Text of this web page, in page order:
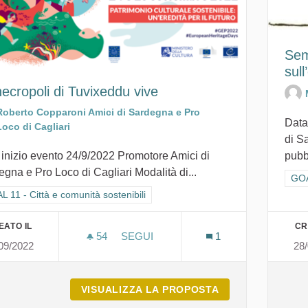
di Tuvixeddu vive
Copparoni Amici di Sardegna e Pro
di Cagliari
inizio evento 24/9/2022 Promotore Amici di
e Pro Loco di Cagliari Modalità di...
i risultati per categoria: GOAL 11 - Città e comunità sostenibili
11 - Città e comunità sostenibili
IL
2022
54 54 SOSTENITORI
SEGUI
LA NECROPOLI DI TUVIXEDDU VIVE
1
VISUALIZZA LA PROPOSTA LA NECROPOLI
di